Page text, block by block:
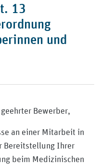
13
und
Bewerber,
an einer Mitarbeit in
Bereitstellung Ihrer
beim Medizinischen